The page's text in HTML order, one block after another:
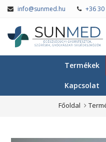
info@sunmed.hu +36
Termékek
Kapcsolat
Főoldal